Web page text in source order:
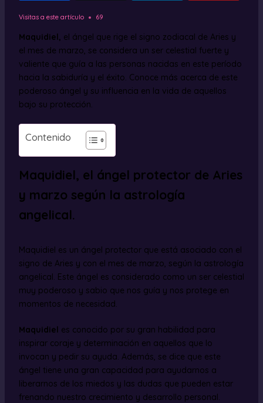
Visitas a este artículo 69
Maquidiel, el ángel que rige el signo zodiacal de Aries y
el mes de marzo, se considera un ser celestial fuerte y
valiente que guía a las personas nacidas en este período
hacia la sabiduría y el éxito. Conoce más acerca de este
poderoso ángel y su influencia en la vida de aquellos
bajo su protección.
Contenido
Maquidiel, el ángel protector de Aries
y marzo según la astrología
angelical.
Maquidiel es un ángel protector que está asociado con el
signo de Aries y con el mes de marzo, según la astrología
angelical. Este ángel es considerado como un ser celestial
muy poderoso y sabio que nos guía y nos protege en
momentos de necesidad.
Maquidiel es conocido por su gran habilidad para
inspirar coraje y determinación en aquellos que lo
invocan y pedir su ayuda. Además, se dice que este
ángel tiene una gran capacidad para ayudarnos a
liberarnos de los miedos y las dudas que pueden estar
frenando nuestro crecimiento y desarrollo personal.